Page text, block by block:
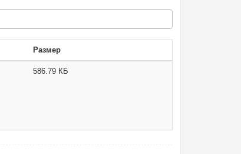
Размер
586.79 КБ